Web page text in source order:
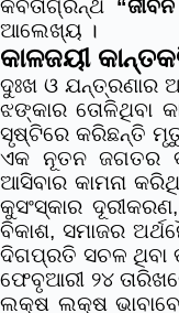
କବିତାଗ୍ରନ୍ଥ
ଆଲେଖ୍ୟ ।
କାଳଜୟୀ
ଦୁଃଖ ଓ ଯନ୍ତ୍ରଣାର
ଝଙ୍କାର ତୋଳିଥିବା
ସୃଷ୍ଟିରେ କରିଛନ୍ତି
ଏକ ନୂତନ ଜଗତର
ଆସିବାର କାମନା
କୁସଂସ୍କାର
ବିକାଶ, ସମାଜର
ଦିଗପ୍ରତି ସଚଳ ଥିବା
ଫେବୃଆରୀ ୨୪
ଲକ୍ଷ ଲକ୍ଷ